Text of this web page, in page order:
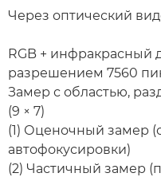
Через оптический
RGB + инфракрасный
разрешением 7560
Замер с областью,
(9 × 7)
(1) Оценочный замер
автофокусировки)
(2) Частичный замер